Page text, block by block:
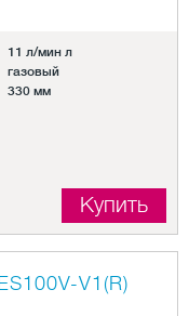
11 л/мин л
газовый
330 мм
Купить
V1(R)